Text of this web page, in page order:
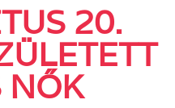
20.
NŐK